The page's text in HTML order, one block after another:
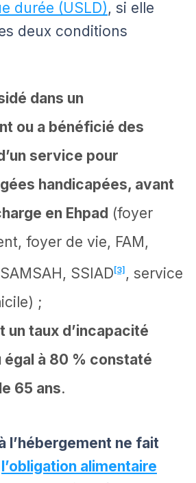
durée (USLD), si elle
deux conditions
dans un
ou a bénéficié des
service pour
handicapées, avant
en Ehpad (foyer
foyer de vie, FAM,
SSIAD[3] , service
;
un taux d’incapacité
égal à 80 % constaté
65 ans.
l’hébergement ne fait
l’obligation alimentaire